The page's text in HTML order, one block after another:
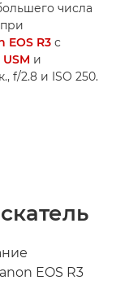
числа
EOS R3 с
и
f/2.8 и ISO 250.
EOS R3